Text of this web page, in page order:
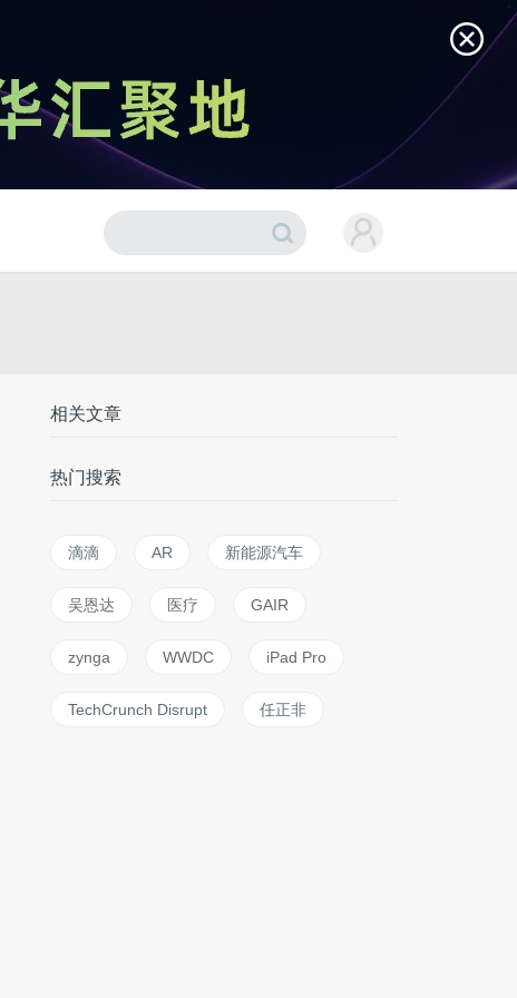
相关文章
热门搜索
滴滴 AR 新能源汽车
吴恩达 医疗 GAIR
zynga WWDC iPad Pro
TechCrunch Disrupt 任正非